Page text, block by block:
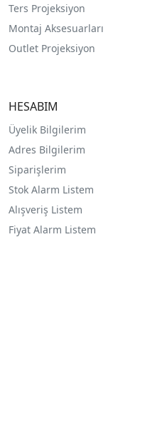
Ters Projeksiyon
Montaj Aksesuarları
Outlet Projeksiyon
HESABIM
Üyelik Bilgilerim
Adres Bilgilerim
Siparişlerim
Stok Alarm Listem
Alışveriş Listem
Fiyat Alarm Listem